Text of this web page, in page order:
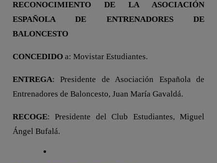
RECONOCIMIENTO DE LA ASOCIACIÓN
ESPAÑOLA DE ENTRENADORES DE
BALONCESTO
CONCEDIDO a: Movistar Estudiantes.
ENTREGA: Presidente de Asociación Española de
Entrenadores de Baloncesto, Juan María Gavaldá.
RECOGE: Presidente del Club Estudiantes, Miguel
Ángel Bufalá.